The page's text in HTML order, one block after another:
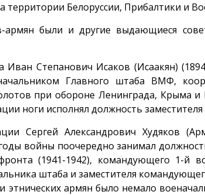
территории Белоруссии, Прибалтики и
армян были и другие выдающиеся
Иван Степанович Исаков (Исаакян)
Главного штаба ВМФ,
при обороне Ленинграда, Крыма и
ноги исполнял должность
Сергей Александрович Худяков
войны поочередно занимал
(1941-1942), командующего 1-й
штаба и заместителя
этнических армян было немало